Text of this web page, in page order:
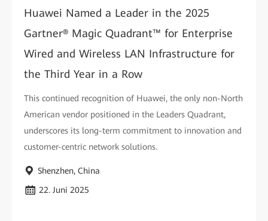
Huawei Named a Leader in the 2025
Gartner® Magic Quadrant™ for Enterprise
Wired and Wireless LAN Infrastructure for
the Third Year in a Row
This continued recognition of Huawei, the only non-North
American vendor positioned in the Leaders Quadrant,
underscores its long-term commitment to innovation and
customer-centric network solutions.
Shenzhen, China
22. Juni 2025